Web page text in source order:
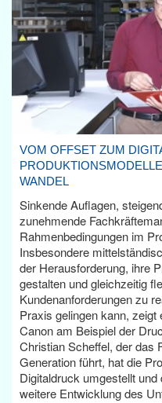
VOM OFFSET ZUM
WANDEL
Sinkende Auflagen,
zunehmende
Rahmenbedingungen im
Insbesondere
der Herausforderung, ihre
gestalten und gleichzeitig
Kundenanforderungen zu
Praxis gelingen kann,
Canon am Beispiel der
Christian Scheffel, der das
Generation führt, hat die
Digitaldruck umgestellt
weitere Entwicklung des